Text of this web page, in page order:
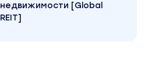
недвижимости [Global
REIT]